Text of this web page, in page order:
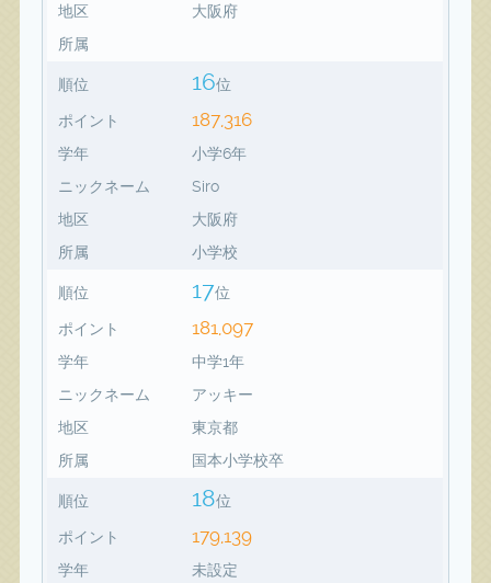
地区
大阪府
所属
順位 16位
ポイント 187,316
学年
小学6年
ニックネーム
Siro
地区
大阪府
所属
小学校
順位 17位
ポイント 181,097
学年
中学1年
ニックネーム
アッキー
地区
東京都
所属
国本小学校卒
順位 18位
ポイント 179,139
学年
未設定